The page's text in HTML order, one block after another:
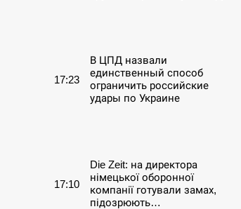
17:23
В ЦПД назвали
единственный способ
ограничить российские
удары по Украине
17:10
Die Zeit: на директора
німецької оборонної
компанії готували замах,
підозрюють…